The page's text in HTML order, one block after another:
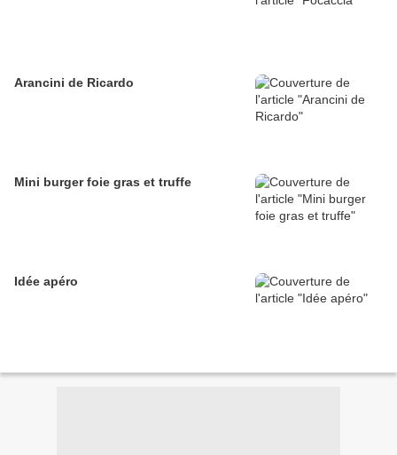
Arancini de Ricardo
Mini burger foie gras et truffe
Idée apéro